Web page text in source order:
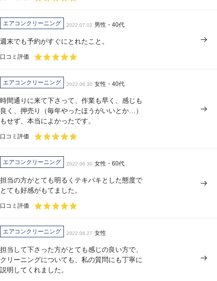
エアコンクリーニング 2022.07.02 男性・40代
週末でも予約がすぐにとれたこと。
口コミ評価
エアコンクリーニング 2022.06.30 女性・40代
時間通りに来て下さって、作業も早く、感じも
良く、押売り（毎年やったほうがいいとか…）
もせず、本当によかったです。
口コミ評価
エアコンクリーニング 2022.06.30 女性・60代
担当の方がとても明るくテキパキとした態度で
とても好感がもてました。
口コミ評価
エアコンクリーニング 2022.06.27 女性
担当して下さった方がとても感じの良い方で、
クリーニングについても、私の質問にも丁寧に
説明してくれました。